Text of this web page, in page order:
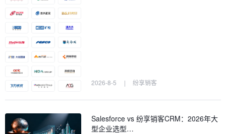
2026-8-5 | 纷享销客
Salesforce vs 纷享销客CRM：2026年大
型企业选型…